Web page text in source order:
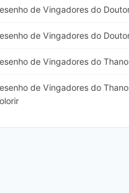
de Vingadores do
de Vingadores do
de Vingadores do
de Vingadores do